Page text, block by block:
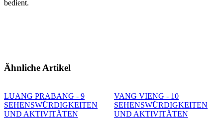
bedient.
Ähnliche Artikel
LUANG PRABANG - 9
SEHENSWÜRDIGKEITEN
UND AKTIVITÄTEN
VANG VIENG - 10
SEHENSWÜRDIGKEITEN
UND AKTIVITÄTEN